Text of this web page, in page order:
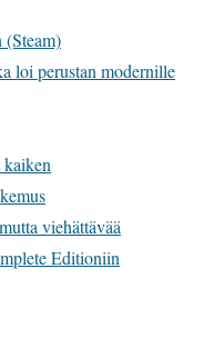
loi perustan modernille
kaiken
viehättävää
Editioniin